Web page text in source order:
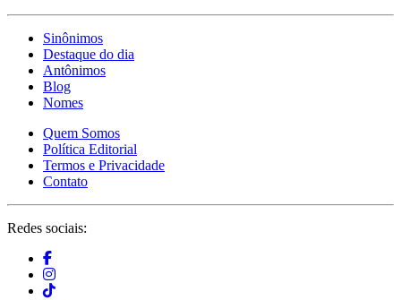
Sinônimos
Destaque do dia
Antônimos
Blog
Nomes
Quem Somos
Política Editorial
Termos e Privacidade
Contato
Redes sociais: